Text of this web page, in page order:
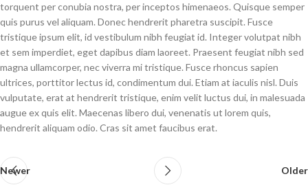
torquent per conubia nostra, per inceptos himenaeos. Quisque semper
quis purus vel aliquam. Donec hendrerit pharetra suscipit. Fusce
tristique ipsum elit, id vestibulum nibh feugiat id. Integer volutpat nibh
et sem imperdiet, eget dapibus diam laoreet. Praesent feugiat nibh sed
magna ullamcorper, nec viverra mi tristique. Fusce rhoncus sapien
ultrices, porttitor lectus id, condimentum dui. Etiam at iaculis nisl. Duis
vulputate, erat at hendrerit tristique, enim velit luctus dui, in malesuada
augue ex quis elit. Maecenas libero dui, venenatis ut lorem quis,
hendrerit aliquam odio. Cras sit amet faucibus erat.
Newer Older